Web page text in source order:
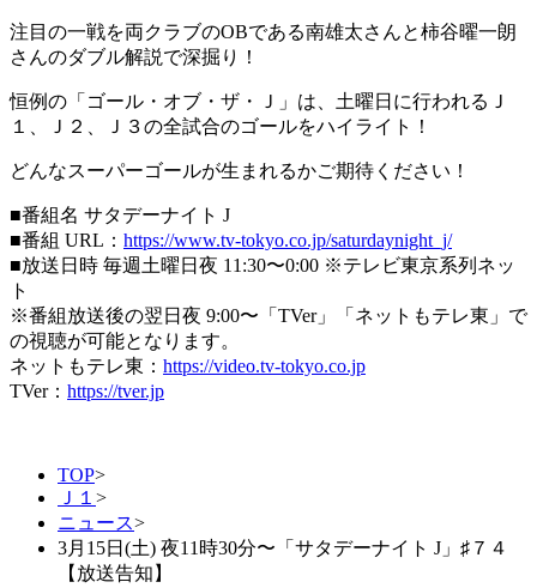
注目の一戦を両クラブのOBである南雄太さんと柿谷曜一朗
さんのダブル解説で深掘り！
恒例の「ゴール・オブ・ザ・Ｊ」は、土曜日に行われるＪ
１、Ｊ２、Ｊ３の全試合のゴールをハイライト！
どんなスーパーゴールが生まれるかご期待ください！
■番組名 サタデーナイト J
■番組 URL： https://www.tv-tokyo.co.jp/saturdaynight_j/
■放送日時 毎週土曜日夜 11:30〜0:00 ※テレビ東京系列ネッ
ト
※番組放送後の翌日夜 9:00〜「TVer」「ネットもテレ東」で
の視聴が可能となります。
ネットもテレ東： https://video.tv-tokyo.co.jp
TVer： https://tver.jp
TOP>
Ｊ１ >
ニュース>
3月15日(土) 夜11時30分〜「サタデーナイト J」♯７４
【放送告知】